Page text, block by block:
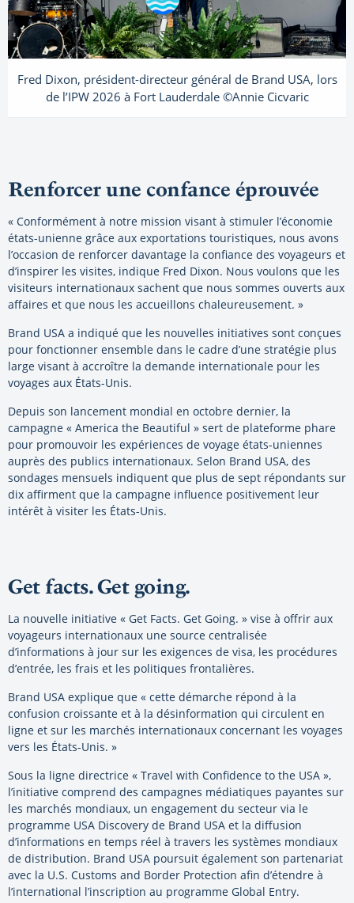
Fred Dixon, président-directeur général de Brand USA, lors
de l’IPW 2026 à Fort Lauderdale ©Annie Cicvaric
Renforcer une confance éprouvée
« Conformément à notre mission visant à stimuler l’économie
états-unienne grâce aux exportations touristiques, nous avons
l’occasion de renforcer davantage la confiance des voyageurs et
d’inspirer les visites, indique Fred Dixon. Nous voulons que les
visiteurs internationaux sachent que nous sommes ouverts aux
affaires et que nous les accueillons chaleureusement. »
Brand USA a indiqué que les nouvelles initiatives sont conçues
pour fonctionner ensemble dans le cadre d’une stratégie plus
large visant à accroître la demande internationale pour les
voyages aux États-Unis.
Depuis son lancement mondial en octobre dernier, la
campagne « America the Beautiful » sert de plateforme phare
pour promouvoir les expériences de voyage états-uniennes
auprès des publics internationaux. Selon Brand USA, des
sondages mensuels indiquent que plus de sept répondants sur
dix affirment que la campagne influence positivement leur
intérêt à visiter les États-Unis.
Get facts. Get going.
La nouvelle initiative « Get Facts. Get Going. » vise à offrir aux
voyageurs internationaux une source centralisée
d’informations à jour sur les exigences de visa, les procédures
d’entrée, les frais et les politiques frontalières.
Brand USA explique que « cette démarche répond à la
confusion croissante et à la désinformation qui circulent en
ligne et sur les marchés internationaux concernant les voyages
vers les États-Unis. »
Sous la ligne directrice « Travel with Confidence to the USA »,
l’initiative comprend des campagnes médiatiques payantes sur
les marchés mondiaux, un engagement du secteur via le
programme USA Discovery de Brand USA et la diffusion
d’informations en temps réel à travers les systèmes mondiaux
de distribution. Brand USA poursuit également son partenariat
avec la U.S. Customs and Border Protection afin d’étendre à
l’international l’inscription au programme Global Entry.